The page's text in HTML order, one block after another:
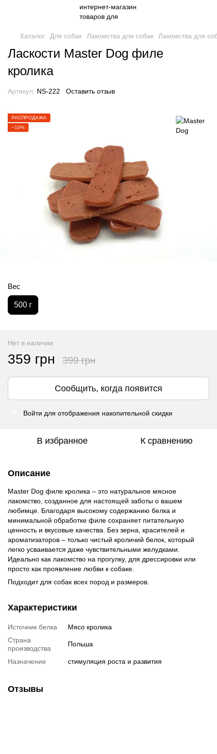
Каталог Для собак Лакомства для собак Лакомства для
Ласкости Master Dog филе
кролика
Артикул: NS-222 Оставить отзыв
РАСПРОДАЖА
−10%
Вес
500 г
Нет в наличии
359 грн 399 грн
Сообщить, когда появится
Войти для отображения накопительной скидки
В избранное К сравнению
Описание
Master Dog филе кролика – это натуральное мясное
лакомство, созданное для настоящей заботы о вашем
любимце. Благодаря высокому содержанию белка и
минимальной обработке филе сохраняет питательную
ценность и вкусовые качества. Без зерна, красителей и
ароматизаторов – только чистый кроличий белок, который
легко усваивается даже чувствительными желудками.
Идеально как лакомство на прогулку, для дрессировки или
просто как проявление любви к собаке.
Подходит для собак всех пород и размеров.
Характеристики
Источник белка
Мясо кролика
Страна
производства
Польша
Назначение стимуляция роста и развития
Отзывы